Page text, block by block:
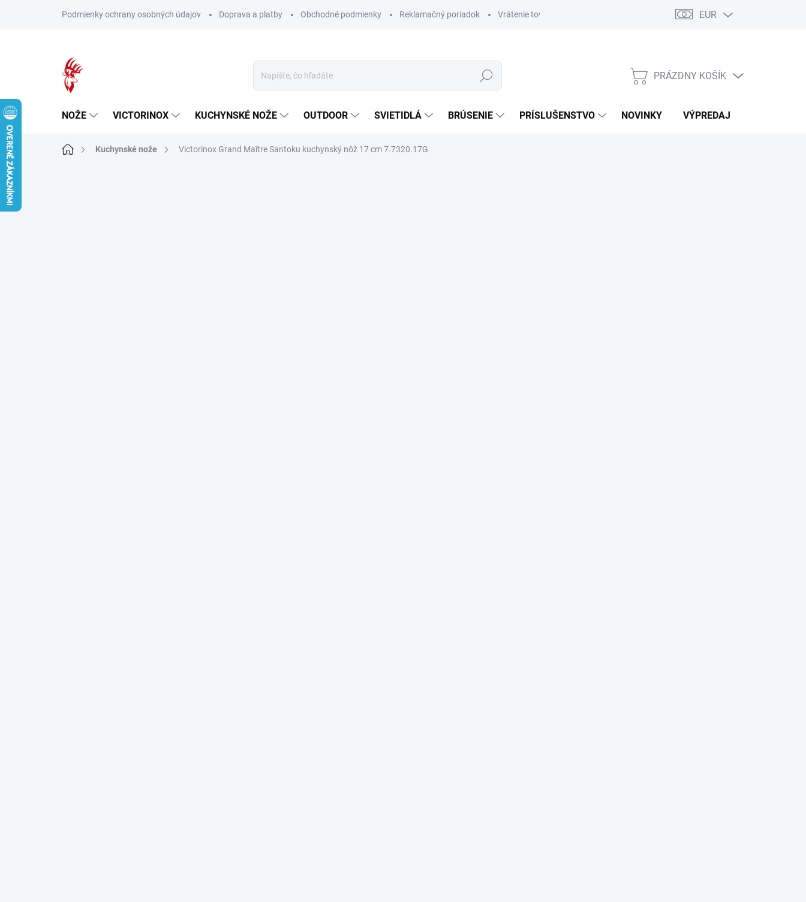
Podmienky ochrany osobných údajov Doprava a platby Obchodné podmienky Reklamačný poriadok Vrátenie tovaru EUR
Hľadať
NÁKUPNÝ
PRÁZDNY KOŠÍK
NOŽE VICTORINOX KUCHYNSKÉ NOŽE OUTDOOR SVIETIDLÁ BRÚSENIE PRÍSLUŠENSTVO NOVINKY VÝPREDAJ
DomovKuchynské nože Victorinox Grand Maître Santoku kuchynský nôž 17 cm 7.7320.17G